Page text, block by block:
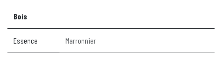
Bois
Essence Marronnier